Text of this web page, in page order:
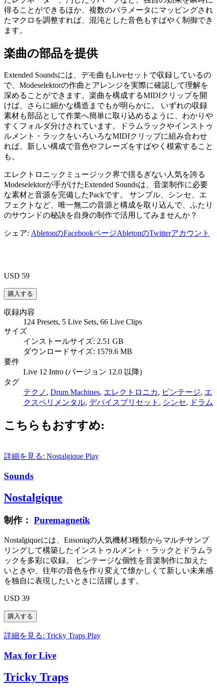
得ることができるほか、複数のパラメータにマッピングされ
たマクロを調整すれば、混沌とした音色もすばやく制御でき
ます。
楽曲の部品を提供
Extended Soundsには、デモ曲もLiveセットで収録しているの
で、Modeselektorの作曲とアレンジを実際に確認して理解を
深めることができます。楽曲を構成するMIDIクリップを開
けば、さらに細かな構造までもが明らかに。 いずれの収録
素材も部品として作業へ簡単に取り込めるように、わかりや
すくフォルダ分けされています。ドラムラックやインストゥ
ルメント・ラックをいろいろなMIDIクリップに組み合わせ
れば、新しい構成で音色やフレーズをすばやく模索すること
も。
エレクトロニックミュージック界で揺るぎない人気を誇る
Modeselektorが手がけたExtended Soundsは、音楽制作に必要
な素材と音源を完備したPackです。 サンプル、シンセ、エ
フェクトなど、唯一無二の音源と構成を取り込んで、ふたり
のサウンドの秘訣を自身の制作で活用してみませんか？
シェア: AbletonのFacebookページAbletonのTwitterアカウント
USD 59
収録内容
124 Presets, 5 Live Sets, 66 Live Clips
サイズ
インストールサイズ: 2.51 GB
ダウンロードサイズ: 1579.6 MB
要件
Live 12 Intro (バージョン 12.0 以降)
タグ
テクノ , Drum Machines, エレクトロニカ, ビンテージ, エ
クスペリメンタル, デバイスプリセット , シンセ, ドラム
こちらもおすすめ:
詳細を見る: Nostalgique Play
Sounds
Nostalgique
制作： Puremagnetik
Nostalgiqueには、Ensoniqの人気機材3種類からマルチサンプ
リングして構築したインストゥルメント・ラックとドラムラ
ックを多彩に収録。 ビンテージな個性を音楽制作に加えた
いときや、往年の音色を作り変えて懐かしくて新しい未来感
を独自に表現したいときに活躍します。
USD 39
詳細を見る: Tricky Traps Play
Max for Live
Tricky Traps